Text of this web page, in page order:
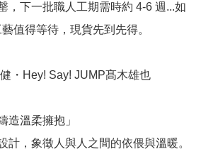
，下一批職人工期需時約 4-6 週...如
值得等待，現貨先到先得。
造溫柔擁抱」
計，象徵人與人之間的依偎與溫暖。